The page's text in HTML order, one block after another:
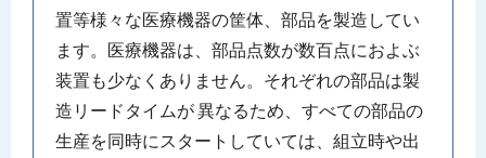
置等様々な医療機器の筐体、部品を製造してい
ます。医療機器は、部品点数が数百点におよぶ
装置も少なくありません。それぞれの部品は製
造リードタイムが 異なるため、すべての部品の
生産を同時にスタートしていては、組立時や出